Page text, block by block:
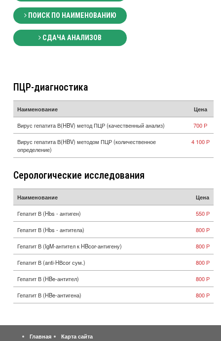
ПОИСК ПО НАИМЕНОВАНИЮ
СДАЧА АНАЛИЗОВ
ПЦР-диагностика
Наименование Цена
Вирус гепатита В(HBV) метод ПЦР (качественный анализ) 700 Р
Вирус гепатита В(HBV) методом ПЦР (количественное
определение)
4 100 Р
Серологические исследования
Наименование Цена
Гепатит В (Hbs - антиген) 550 Р
Гепатит В (Hbs - антитела) 800 Р
Гепатит В (IgM-антител к HBcor-антигену) 800 Р
Гепатит В (anti-HВcor сум.) 800 Р
Гепатит В (HBe-антител) 800 Р
Гепатит В (HBe-антигена) 800 Р
Главная
Карта сайта